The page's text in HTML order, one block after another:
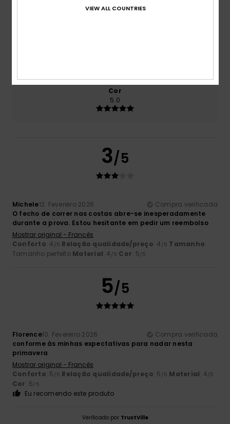
Relação qualidade/preço
Cor
5.0
3/5
Michele12. Fevereiro 2026
Compra verificada
O fecho de correr nas costas abre-se inesperadamente
durante a prova. Estou hesitante em pedir um reembolso
Mostrar original - Francês
Conforto: 4 /5 Relação qualidade/preço: 4 /5 Tamanho:
Tamanho perfeito Material: 4 /5 Cor: 5/5
5/5
Florence10. Fevereiro 2026
Compra verificada
conforme às minhas expectativas para nadar nesta
primavera
Mostrar original - Francês
Conforto: 5 /5 Relação qualidade/preço: 5 /5 Material: 4/5
Cor: 5/5
Eu recomendo este produto
Verificado por TrustVille
VIEW ALL COUNTRIES